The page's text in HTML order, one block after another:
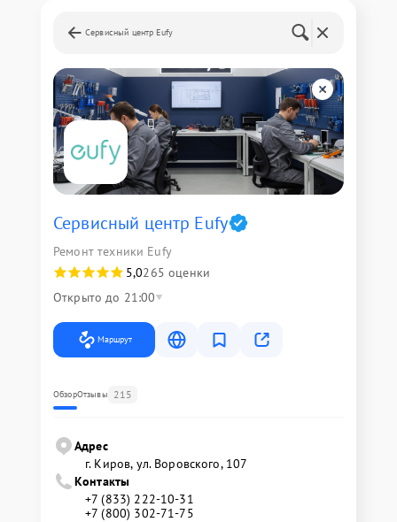
Сервисный центр Eufy
Сервисный центр Eufy
Ремонт техники Eufy
5,0265 оценки
Открыто до 21:00
Маршрут
ОбзорОтзывы 215
Адрес
г. Киров, ул. Воровского, 107
Контакты
+7 (833) 222-10-31
+7 (800) 302-71-75